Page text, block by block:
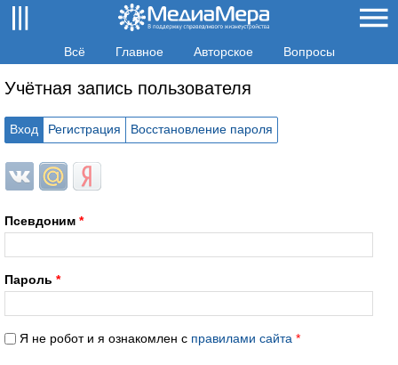
Всё Главное Авторское Вопросы
Учётная запись пользователя
Вход Регистрация Восстановление пароля
Login with ВКонтакте
Login with Mail.ru
Login with Яндекс
Псевдоним *
Пароль *
Я не робот и я ознакомлен с правилами сайта *